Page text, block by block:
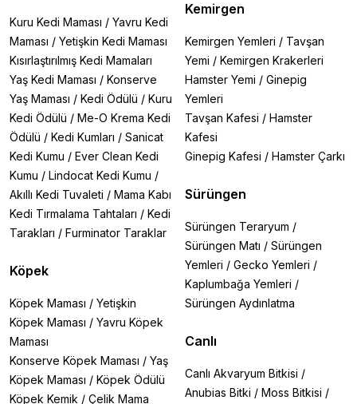
Kuru Kedi Maması / Yavru Kedi
Maması / Yetişkin Kedi Maması
Kısırlaştırılmış Kedi Mamaları
Yaş Kedi Maması / Konserve
Yaş Maması / Kedi Ödülü / Kuru
Kedi Ödülü / Me-O Krema Kedi
Ödülü / Kedi Kumları / Sanicat
Kedi Kumu / Ever Clean Kedi
Kumu / Lindocat Kedi Kumu /
Akıllı Kedi Tuvaleti / Mama Kabı
Kedi Tırmalama Tahtaları / Kedi
Tarakları / Furminator Taraklar
Köpek
Köpek Maması / Yetişkin
Köpek Maması / Yavru Köpek
Maması
Konserve Köpek Maması / Yaş
Köpek Maması / Köpek Ödülü
Köpek Kemik / Çelik Mama
Kemirgen
Kemirgen Yemleri / Tavşan
Yemi / Kemirgen Krakerleri
Hamster Yemi / Ginepig
Yemleri
Tavşan Kafesi / Hamster
Kafesi
Ginepig Kafesi / Hamster Çarkı
Sürüngen
Sürüngen Teraryum /
Sürüngen Matı / Sürüngen
Yemleri / Gecko Yemleri /
Kaplumbağa Yemleri /
Sürüngen Aydınlatma
Canlı
Canlı Akvaryum Bitkisi /
Anubias Bitki / Moss Bitkisi /